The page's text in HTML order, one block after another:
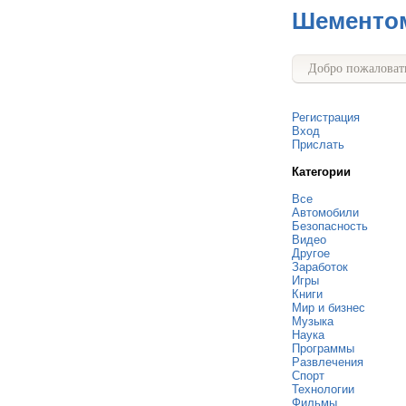
Добро
Регистрация
Вход
Прислать
Категории
Все
Автомобили
Безопасность
Видео
Другое
Заработок
Игры
Книги
Мир и бизнес
Музыка
Наука
Программы
Развлечения
Спорт
Технологии
Фильмы